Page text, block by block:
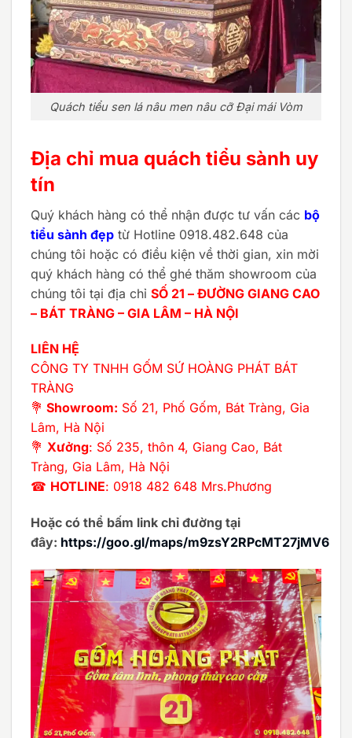
Quách tiểu sen lá nâu men nâu cỡ Đại mái Vòm
Địa chỉ mua quách tiểu sành uy
tín
Quý khách hàng có thể nhận được tư vấn các bộ
tiểu sành đẹp từ Hotline 0918.482.648 của
chúng tôi hoặc có điều kiện về thời gian, xin mời
quý khách hàng có thể ghé thăm showroom của
chúng tôi tại địa chỉ SỐ 21 – ĐƯỜNG GIANG CAO
– BÁT TRÀNG – GIA LÂM – HÀ NỘI
LIÊN HỆ
CÔNG TY TNHH GỐM SỨ HOÀNG PHÁT BÁT
TRÀNG
💐 Showroom: Số 21, Phố Gốm, Bát Tràng, Gia
Lâm, Hà Nội
💐 Xưởng: Số 235, thôn 4, Giang Cao, Bát
Tràng, Gia Lâm, Hà Nội
☎ HOTLINE: 0918 482 648 Mrs.Phương
Hoặc có thể bấm link chỉ đường tại
đây: https://goo.gl/maps/m9zsY2RPcMT27jMV6